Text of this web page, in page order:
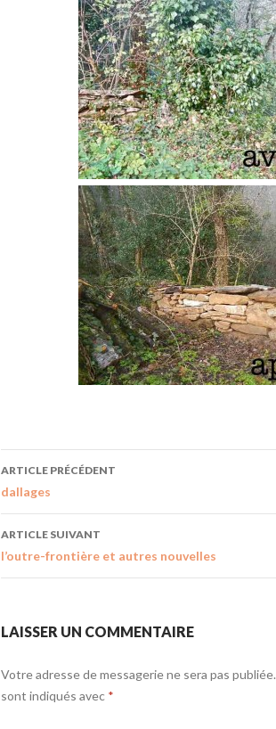
ARTICLE PRÉCÉDENT
dallages
ARTICLE SUIVANT
l’outre-frontière et autres nouvelles
LAISSER UN COMMENTAIRE
Votre adresse de messagerie ne sera pas publiée.
sont indiqués avec *